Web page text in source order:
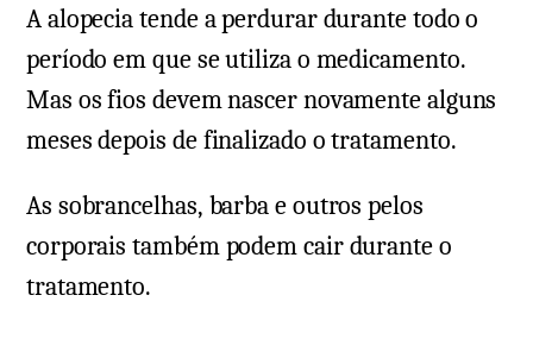
A alopecia tende a perdurar durante todo o
período em que se utiliza o medicamento.
Mas os fios devem nascer novamente alguns
meses depois de finalizado o tratamento.
As sobrancelhas, barba e outros pelos
corporais também podem cair durante o
tratamento.